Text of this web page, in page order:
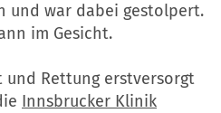
und war dabei gestolpert.
im Gesicht.
und Rettung erstversorgt
Innsbrucker Klinik